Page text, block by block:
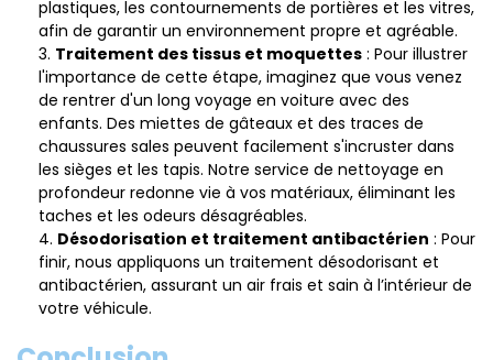
plastiques, les contournements de portières et les vitres,
afin de garantir un environnement propre et agréable.
Traitement des tissus et moquettes : Pour illustrer
l'importance de cette étape, imaginez que vous venez
de rentrer d'un long voyage en voiture avec des
enfants. Des miettes de gâteaux et des traces de
chaussures sales peuvent facilement s'incruster dans
les sièges et les tapis. Notre service de nettoyage en
profondeur redonne vie à vos matériaux, éliminant les
taches et les odeurs désagréables.
Désodorisation et traitement antibactérien : Pour
finir, nous appliquons un traitement désodorisant et
antibactérien, assurant un air frais et sain à l’intérieur de
votre véhicule.